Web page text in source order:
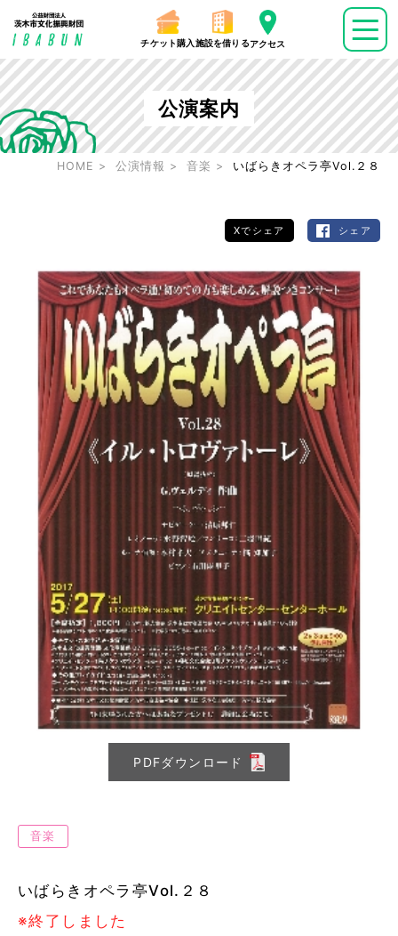
チケット購入 施設を借りるアクセス
公演案内
HOME 公演情報 音楽 いばらきオペラ亭Vol.２８
Xでシェア シェア
PDFダウンロード
音楽
いばらきオペラ亭Vol.２８
※終了しました